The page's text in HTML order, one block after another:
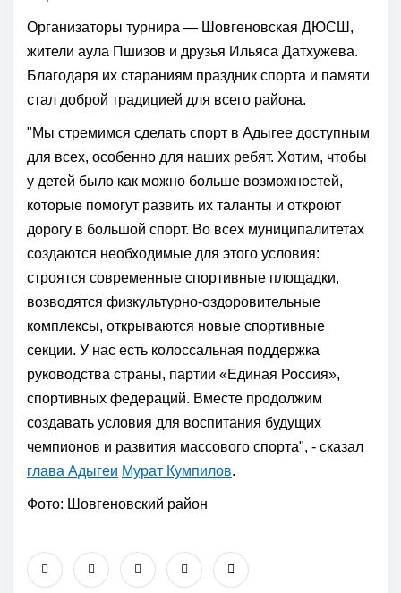
Организаторы турнира — Шовгеновская ДЮСШ,
жители аула Пшизов и друзья Ильяса Датхужева.
Благодаря их стараниям праздник спорта и памяти
стал доброй традицией для всего района.
"Мы стремимся сделать спорт в Адыгее доступным
для всех, особенно для наших ребят. Хотим, чтобы
у детей было как можно больше возможностей,
которые помогут развить их таланты и откроют
дорогу в большой спорт. Во всех муниципалитетах
создаются необходимые для этого условия:
строятся современные спортивные площадки,
возводятся физкультурно-оздоровительные
комплексы, открываются новые спортивные
секции. У нас есть колоссальная поддержка
руководства страны, партии «Единая Россия»,
спортивных федераций. Вместе продолжим
создавать условия для воспитания будущих
чемпионов и развития массового спорта", - сказал
глава Адыгеи Мурат Кумпилов.
Фото: Шовгеновский район